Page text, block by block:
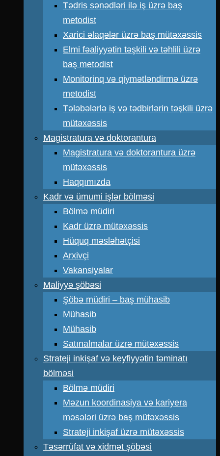
Tədris sənədləri ilə iş üzrə baş
metodist
Xarici əlaqələr üzrə baş mütəxəssis
Elmi fəaliyyətin təşkili və təhlili üzrə
baş metodist
Monitorinq və qiymətləndirmə üzrə
metodist
Tələbələrlə iş və tədbirlərin təşkili üzrə
mütəxəssis
Magistratura və doktorantura
Magistratura və doktorantura üzrə
mütəxəssis
Haqqımızda
Kadr və ümumi işlər bölməsi
Bölmə müdiri
Kadr üzrə mütəxəssis
Hüquq məsləhətçisi
Arxivçi
Vakansiyalar
Maliyyə şöbəsi
Şöbə müdiri – baş mühasib
Mühasib
Mühasib
Satınalmalar üzrə mütəxəssis
Strateji inkişaf və keyfiyyətin təminatı
bölməsi
Bölmə müdiri
Məzun koordinasiya və kariyera
məsələri üzrə baş mütəxəssis
Strateji inkişaf üzrə mütəxəssis
Təsərrüfat və xidmət şöbəsi